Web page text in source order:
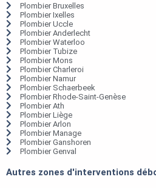
Plombier Bruxelles
Plombier Ixelles
Plombier Uccle
Plombier Anderlecht
Plombier Waterloo
Plombier Tubize
Plombier Mons
Plombier Charleroi
Plombier Namur
Plombier Schaerbeek
Plombier Rhode-Saint-Genèse
Plombier Ath
Plombier Liège
Plombier Arlon
Plombier Manage
Plombier Ganshoren
Plombier Genval
Autres zones d'interventions